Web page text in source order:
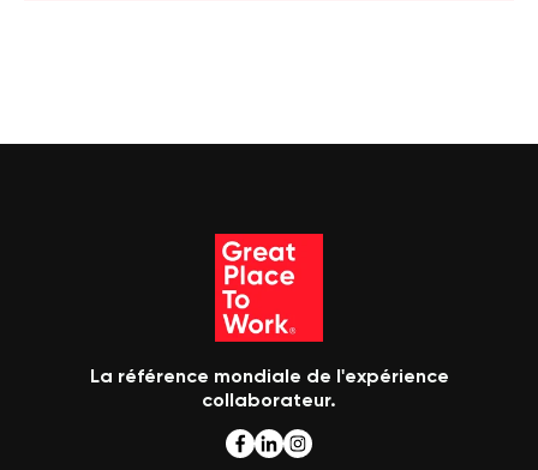
La référence mondiale de l'expérience
collaborateur.